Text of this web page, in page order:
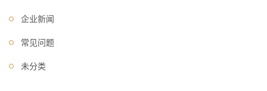
企业新闻
常见问题
未分类